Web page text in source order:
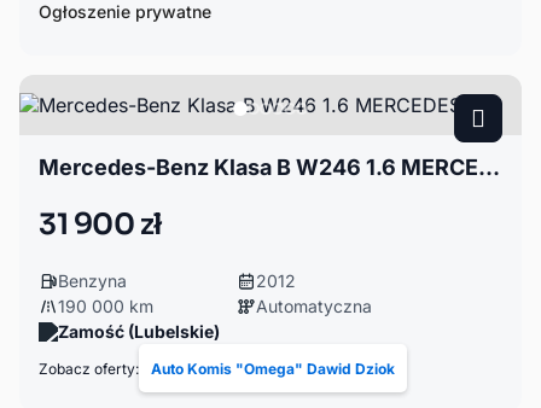
Ogłoszenie prywatne
Mercedes-Benz Klasa B W246 1.6 MERCEDES 180
31 900 zł
Benzyna
2012
190 000 km
Automatyczna
Zamość (Lubelskie)
Zobacz oferty: Auto Komis "Omega" Dawid Dziok